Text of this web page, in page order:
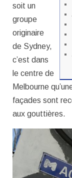
soit un
groupe
originaire
de Sydney,
c’est dans
le centre de
Melbourne
façades sont
aux gouttières.